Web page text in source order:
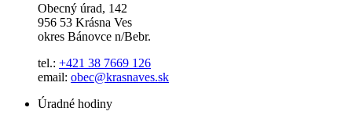
Obecný úrad, 142
956 53 Krásna Ves
okres Bánovce n/Bebr.
tel.: +421 38 7669 126
email: obec@krasnaves.sk
Úradné hodiny